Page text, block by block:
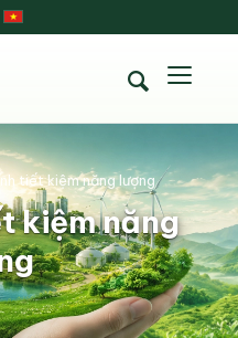
kiệm năng
tiết kiệm năng lượng